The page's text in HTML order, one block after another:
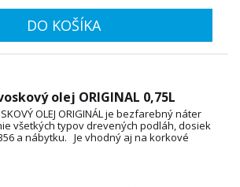
DO KOŠÍKA
olej ORIGINAL 0,75L
OLEJ ORIGINÁL je bezfarebný náter
všetkých typov drevených podláh, dosiek
a nábytku. Je vhodný aj na korkové
/ 24 m² TECHNICKÝ LIST